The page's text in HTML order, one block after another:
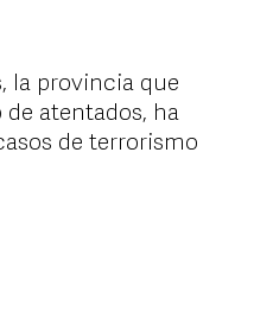
la provincia que
atentados, ha
de terrorismo